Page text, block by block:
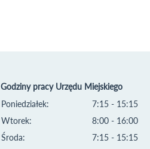
Godziny pracy Urzędu Miejskiego
Poniedziałek:
Wtorek:
Środa:
7:15 - 15:15
8:00 - 16:00
7:15 - 15:15